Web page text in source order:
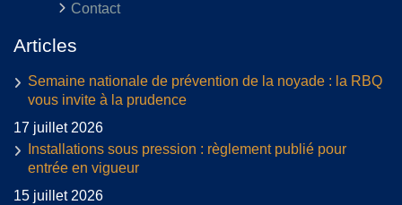
Contact
Articles
Semaine nationale de prévention de la noyade : la RBQ
vous invite à la prudence
17 juillet 2026
Installations sous pression : règlement publié pour
entrée en vigueur
15 juillet 2026